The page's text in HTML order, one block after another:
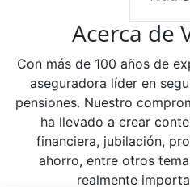
Acerca de
Con más de 100 años de
aseguradora líder en
pensiones. Nuestro
ha llevado a crear
financiera, jubilación,
ahorro, entre otros
realmente